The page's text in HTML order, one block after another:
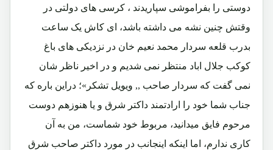
دوستی را بفراموشی سپاریدند ، کرسی های دولتی در
وقتش چنین نشه می داشته باشد، ای کاش یک ساعت
بدرب قلعه سردار محمد نعیم خان در نزدیکی های باغ
کوکب جلال اباد منتظر نمی شدیم و در اخیر ناظر شان
نمی گفت که سردار صاحب ,, ویویل تشکر»؛ دراین باره که
جناب شما خود را ارادتمند داکتر شرق و یا هنوزهم دوست
مرحوم فایق میدانید، مربوط خود شماست، من به آن
کاری ندارم، اما اینکه اینجانب در مورد داکتر صاحب شرق